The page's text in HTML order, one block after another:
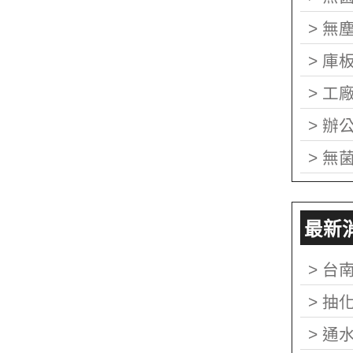
> 無
> 庫
> 工
> 辦
> 無
最新
> 台
> 抽
> 通